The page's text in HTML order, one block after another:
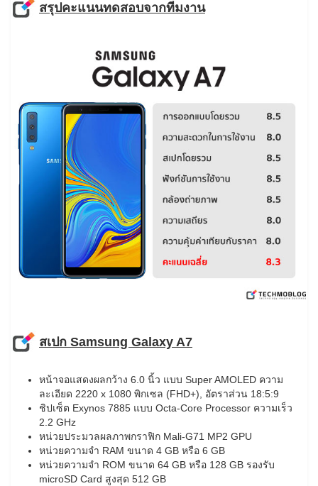
สรุปคะแนนทดสอบจากทีมงาน
สเปก Samsung Galaxy A7
หน้าจอแสดงผลกว้าง 6.0 นิ้ว แบบ Super AMOLED ความ
ละเอียด 2220 x 1080 พิกเซล (FHD+), อัตราส่วน 18:5:9
ชิปเซ็ต Exynos 7885 แบบ Octa-Core Processor ความเร็ว
2.2 GHz
หน่วยประมวลผลภาพกราฟิก Mali-G71 MP2 GPU
หน่วยความจำ RAM ขนาด 4 GB หรือ 6 GB
หน่วยความจำ ROM ขนาด 64 GB หรือ 128 GB รองรับ
microSD Card สูงสุด 512 GB